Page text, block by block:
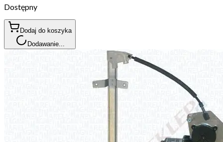
Dostępny
Dodaj do koszyka
Dodawanie...